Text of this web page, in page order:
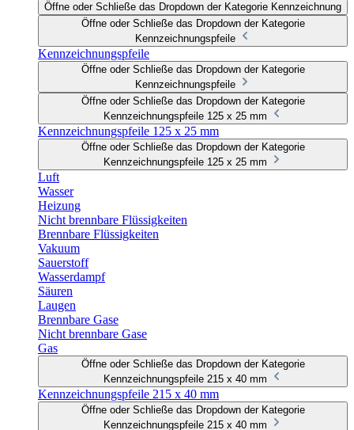
Öffne oder Schließe das Dropdown der Kategorie Kennzeichnung
Öffne oder Schließe das Dropdown der Kategorie
Kennzeichnungspfeile
Kennzeichnungspfeile
Öffne oder Schließe das Dropdown der Kategorie
Kennzeichnungspfeile
Öffne oder Schließe das Dropdown der Kategorie
Kennzeichnungspfeile 125 x 25 mm
Kennzeichnungspfeile 125 x 25 mm
Öffne oder Schließe das Dropdown der Kategorie
Kennzeichnungspfeile 125 x 25 mm
Luft
Wasser
Heizung
Nicht brennbare Flüssigkeiten
Brennbare Flüssigkeiten
Vakuum
Sauerstoff
Wasserdampf
Säuren
Laugen
Brennbare Gase
Nicht brennbare Gase
Gas
Öffne oder Schließe das Dropdown der Kategorie
Kennzeichnungspfeile 215 x 40 mm
Kennzeichnungspfeile 215 x 40 mm
Öffne oder Schließe das Dropdown der Kategorie
Kennzeichnungspfeile 215 x 40 mm